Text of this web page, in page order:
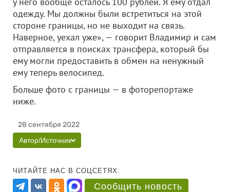
одежду. Мы должны были встретиться на этой
стороне границы, но не выходит на связь.
Наверное, уехал уже», — говорит Владимир и сам
отправляется в поисках трансфера, который бы
ему могли предоставить в обмен на ненужный
ему теперь велосипед.
Больше фото с границы — в фоторепортаже
ниже.
28 сентября 2022
Автор/Источник
ЧИТАЙТЕ НАС В СОЦСЕТЯХ:
Сообщить новость